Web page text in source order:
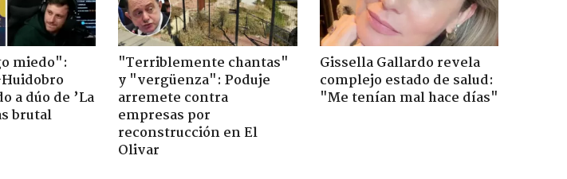
miedo":
a dúo de ’La
brutal
"Terriblemente chantas"
y "vergüenza": Poduje
arremete contra
empresas por
reconstrucción en El
Olivar
Gissella Gallardo revela
complejo estado de salud:
"Me tenían mal hace días"